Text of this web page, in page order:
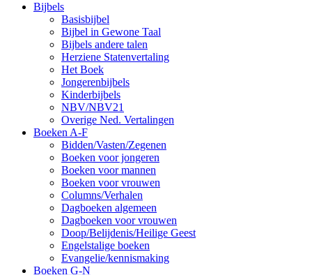
Bijbels
Basisbijbel
Bijbel in Gewone Taal
Bijbels andere talen
Herziene Statenvertaling
Het Boek
Jongerenbijbels
Kinderbijbels
NBV/NBV21
Overige Ned. Vertalingen
Boeken A-F
Bidden/Vasten/Zegenen
Boeken voor jongeren
Boeken voor mannen
Boeken voor vrouwen
Columns/Verhalen
Dagboeken algemeen
Dagboeken voor vrouwen
Doop/Belijdenis/Heilige Geest
Engelstalige boeken
Evangelie/kennismaking
Boeken G-N